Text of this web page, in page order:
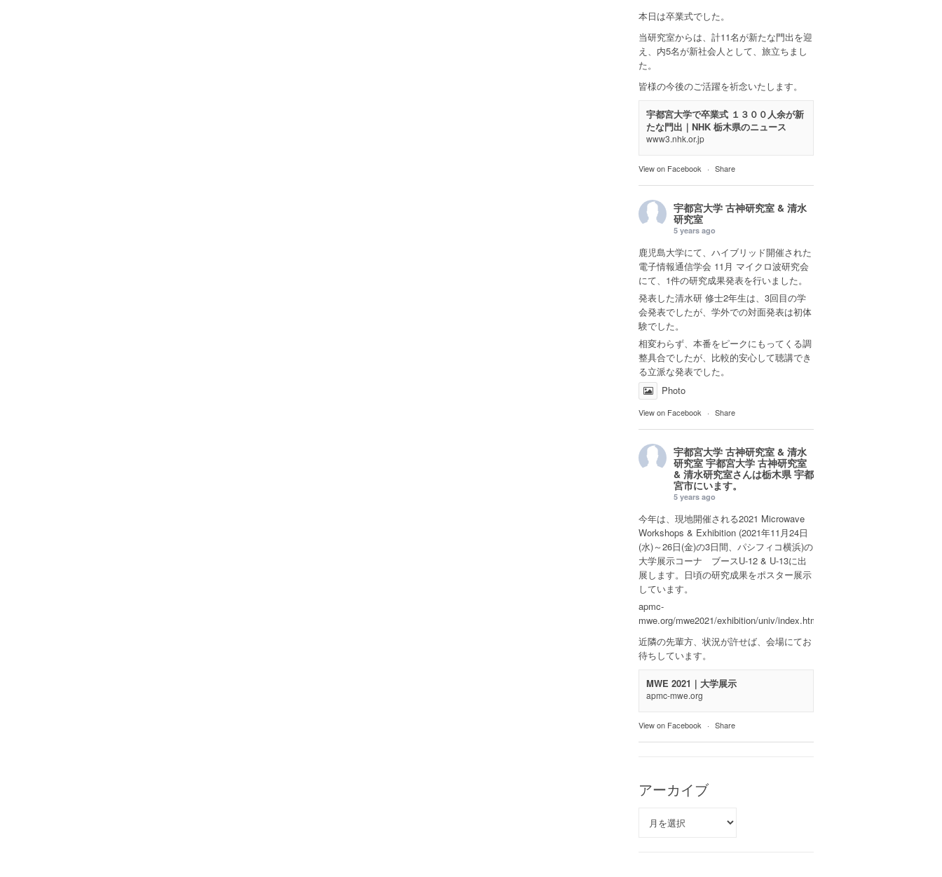
本日は卒業式でした。
当研究室からは、計11名が新たな門出を迎
え、内5名が新社会人として、旅立ちまし
た。
皆様の今後のご活躍を祈念いたします。
宇都宮大学で卒業式 １３００人余が新
たな門出｜NHK 栃木県のニュース
www3.nhk.or.jp
View on Facebook · Share
宇都宮大学 古神研究室 & 清水
研究室
5 years ago
鹿児島大学にて、ハイブリッド開催された
電子情報通信学会 11月 マイクロ波研究会
にて、1件の研究成果発表を行いました。
発表した清水研 修士2年生は、3回目の学
会発表でしたが、学外での対面発表は初体
験でした。
相変わらず、本番をピークにもってくる調
整具合でしたが、比較的安心して聴講でき
る立派な発表でした。
Photo
View on Facebook · Share
宇都宮大学 古神研究室 & 清水
研究室 宇都宮大学 古神研究室
& 清水研究室さんは栃木県 宇都
宮市にいます。
5 years ago
今年は、現地開催される2021 Microwave
Workshops & Exhibition (2021年11月24日
(水)～26日(金)の3日間、パシフィコ横浜)の
大学展示コーナ ブースU-12 & U-13に出
展します。日頃の研究成果をポスター展示
しています。
apmc-
mwe.org/mwe2021/exhibition/univ/index.html
近隣の先輩方、状況が許せば、会場にてお
待ちしています。
MWE 2021｜大学展示
apmc-mwe.org
View on Facebook · Share
アーカイブ